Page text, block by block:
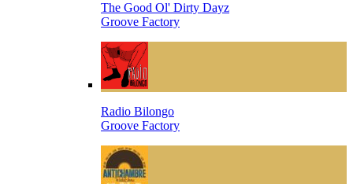
The Good Ol' Dirty Dayz
Groove Factory
Radio Bilongo
Groove Factory